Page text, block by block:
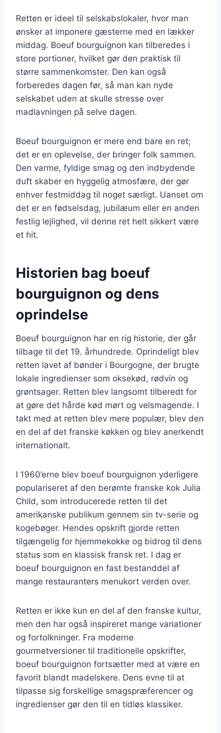
Retten er ideel til selskabslokaler, hvor man
ønsker at imponere gæsterne med en lækker
middag. Boeuf bourguignon kan tilberedes i
store portioner, hvilket gør den praktisk til
større sammenkomster. Den kan også
forberedes dagen før, så man kan nyde
selskabet uden at skulle stresse over
madlavningen på selve dagen.
Boeuf bourguignon er mere end bare en ret;
det er en oplevelse, der bringer folk sammen.
Den varme, fyldige smag og den indbydende
duft skaber en hyggelig atmosfære, der gør
enhver festmiddag til noget særligt. Uanset om
det er en fødselsdag, jubilæum eller en anden
festlig lejlighed, vil denne ret helt sikkert være
et hit.
Historien bag boeuf
bourguignon og dens
oprindelse
Boeuf bourguignon har en rig historie, der går
tilbage til det 19. århundrede. Oprindeligt blev
retten lavet af bønder i Bourgogne, der brugte
lokale ingredienser som oksekød, rødvin og
grøntsager. Retten blev langsomt tilberedt for
at gøre det hårde kød mørt og velsmagende. I
takt med at retten blev mere populær, blev den
en del af det franske køkken og blev anerkendt
internationalt.
I 1960’erne blev boeuf bourguignon yderligere
populariseret af den berømte franske kok Julia
Child, som introducerede retten til det
amerikanske publikum gennem sin tv-serie og
kogebøger. Hendes opskrift gjorde retten
tilgængelig for hjemmekokke og bidrog til dens
status som en klassisk fransk ret. I dag er
boeuf bourguignon en fast bestanddel af
mange restauranters menukort verden over.
Retten er ikke kun en del af den franske kultur,
men den har også inspireret mange variationer
og fortolkninger. Fra moderne
gourmetversioner til traditionelle opskrifter,
boeuf bourguignon fortsætter med at være en
favorit blandt madelskere. Dens evne til at
tilpasse sig forskellige smagspræferencer og
ingredienser gør den til en tidløs klassiker.